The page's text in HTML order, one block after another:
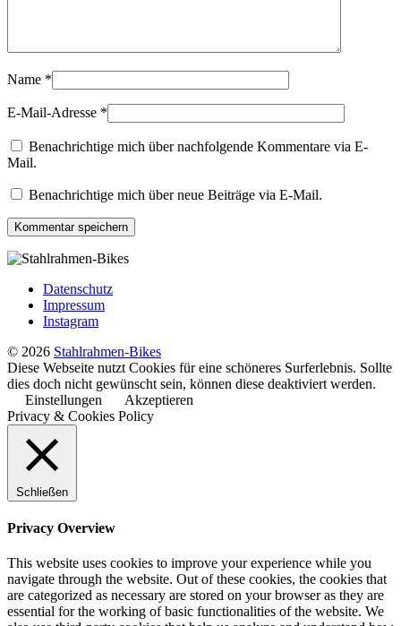
Name *
E-Mail-Adresse *
Benachrichtige mich über nachfolgende Kommentare via E-
Mail.
Benachrichtige mich über neue Beiträge via E-Mail.
Datenschutz
Impressum
Instagram
© 2026 Stahlrahmen-Bikes
Diese Webseite nutzt Cookies für eine schöneres Surferlebnis. Sollte
dies doch nicht gewünscht sein, können diese deaktiviert werden.
Einstellungen
Akzeptieren
Privacy & Cookies Policy
Schließen
Privacy Overview
This website uses cookies to improve your experience while you
navigate through the website. Out of these cookies, the cookies that
are categorized as necessary are stored on your browser as they are
essential for the working of basic functionalities of the website. We